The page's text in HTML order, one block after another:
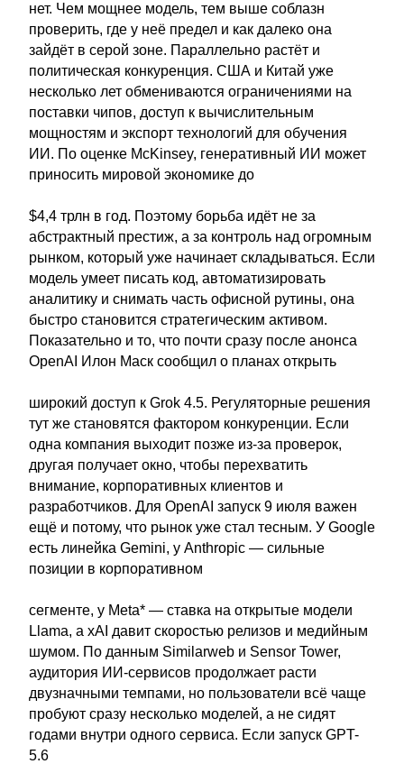
нет. Чем мощнее модель, тем выше соблазн
проверить, где у неё предел и как далеко она
зайдёт в серой зоне. Параллельно растёт и
политическая конкуренция. США и Китай уже
несколько лет обмениваются ограничениями на
поставки чипов, доступ к вычислительным
мощностям и экспорт технологий для обучения
ИИ. По оценке McKinsey, генеративный ИИ может
приносить мировой экономике до
$4,4 трлн в год. Поэтому борьба идёт не за
абстрактный престиж, а за контроль над огромным
рынком, который уже начинает складываться. Если
модель умеет писать код, автоматизировать
аналитику и снимать часть офисной рутины, она
быстро становится стратегическим активом.
Показательно и то, что почти сразу после анонса
OpenAI Илон Маск сообщил о планах открыть
широкий доступ к Grok 4.5. Регуляторные решения
тут же становятся фактором конкуренции. Если
одна компания выходит позже из-за проверок,
другая получает окно, чтобы перехватить
внимание, корпоративных клиентов и
разработчиков. Для OpenAI запуск 9 июля важен
ещё и потому, что рынок уже стал тесным. У Google
есть линейка Gemini, у Anthropic — сильные
позиции в корпоративном
сегменте, у Meta* — ставка на открытые модели
Llama, а xAI давит скоростью релизов и медийным
шумом. По данным Similarweb и Sensor Tower,
аудитория ИИ-сервисов продолжает расти
двузначными темпами, но пользователи всё чаще
пробуют сразу несколько моделей, а не сидят
годами внутри одного сервиса. Если запуск GPT-
5.6